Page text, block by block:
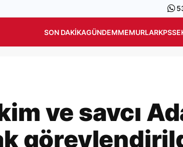
SON DAKIKAGÜNDEMMEMURLARKPSS
ve savcı